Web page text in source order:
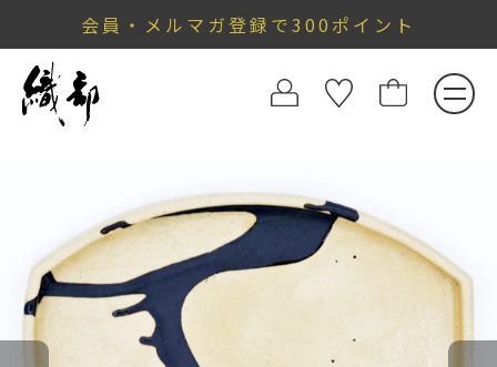
会員・メルマガ登録で300ポイント